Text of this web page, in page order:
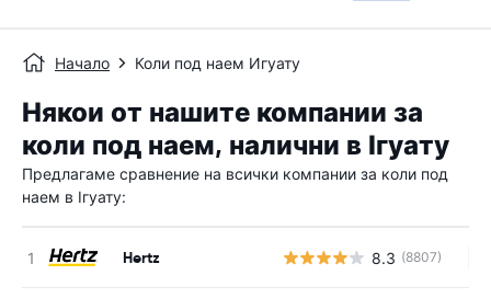
Начало Коли под наем Игуату
Някои от нашите компании за
коли под наем, налични в Ігуату
Предлагаме сравнение на всички компании за коли под
наем в Ігуату:
Hertz 8.3 (8807)